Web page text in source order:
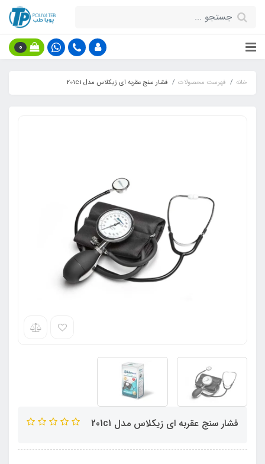
0
خانه فهرست محصولات فشار سنج عقربه ای زیکلاس مدل 201c1
فشار سنج عقربه ای زیکلاس مدل 201c1